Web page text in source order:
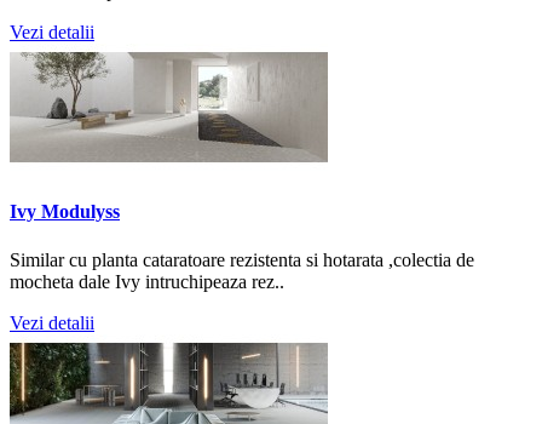
Vezi detalii
Ivy Modulyss
Similar cu planta cataratoare rezistenta si hotarata ,colectia de
mocheta dale Ivy intruchipeaza rez..
Vezi detalii